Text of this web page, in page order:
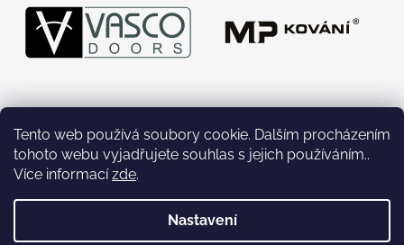
Tento web používá soubory cookie. Dalším procházením
tohoto webu vyjadřujete souhlas s jejich používáním..
Více informacízde.
Nastavení